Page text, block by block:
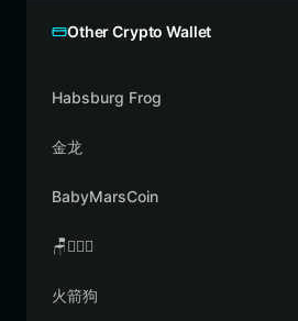
Other Crypto Wallet
Habsburg Frog
金龙
BabyMarsCoin
🪑👳🏾‍♂️
火箭狗